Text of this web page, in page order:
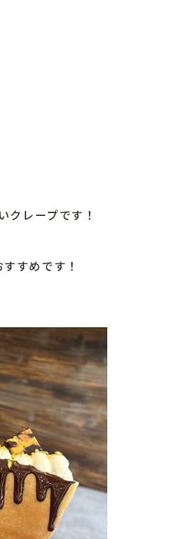
クレープです！
すめです！